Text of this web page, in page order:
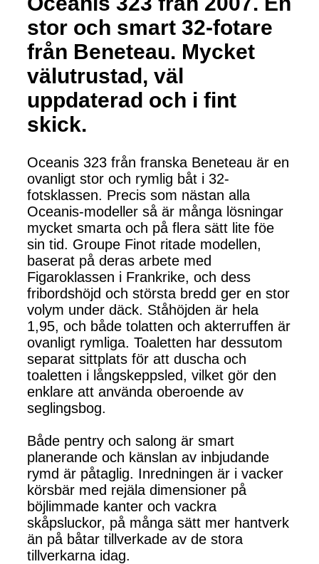
stor och smart 32-fotare
från Beneteau. Mycket
välutrustad, väl
uppdaterad och i fint
skick.
Oceanis 323 från franska Beneteau är en
ovanligt stor och rymlig båt i 32-
fotsklassen. Precis som nästan alla
Oceanis-modeller så är många lösningar
mycket smarta och på flera sätt lite föe
sin tid. Groupe Finot ritade modellen,
baserat på deras arbete med
Figaroklassen i Frankrike, och dess
fribordshöjd och största bredd ger en stor
volym under däck. Ståhöjden är hela
1,95, och både tolatten och akterruffen är
ovanligt rymliga. Toaletten har dessutom
separat sittplats för att duscha och
toaletten i långskeppsled, vilket gör den
enklare att använda oberoende av
seglingsbog.
Både pentry och salong är smart
planerande och känslan av inbjudande
rymd är påtaglig. Inredningen är i vacker
körsbär med rejäla dimensioner på
böjlimmade kanter och vackra
skåpsluckor, på många sätt mer hantverk
än på båtar tillverkade av de stora
tillverkarna idag.